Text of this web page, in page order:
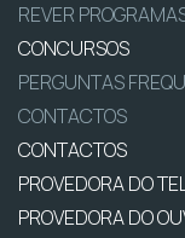
REVER
CONCURSOS
PERGUNTAS
CONTACTOS
CONTACTOS
PROVEDORA DO
PROVEDORA DO